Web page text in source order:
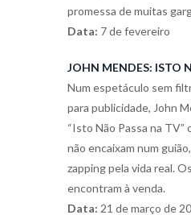
promessa de muitas
Data: 7 de fevereiro
JOHN MENDES: ISTO
Num espetáculo sem
para publicidade, John
“Isto Não Passa na TV”
não encaixam num
zapping pela vida real.
encontram à venda.
Data: 21 de março de